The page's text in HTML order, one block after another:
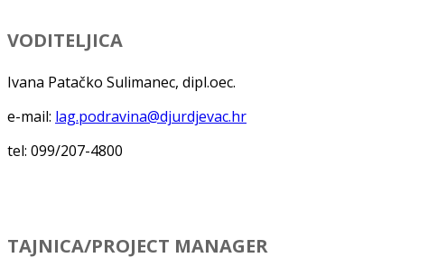
VODITELJICA
Ivana Patačko Sulimanec, dipl.oec.
e-mail: lag.podravina@djurdjevac.hr
tel: 099/207-4800
TAJNICA/PROJECT MANAGER